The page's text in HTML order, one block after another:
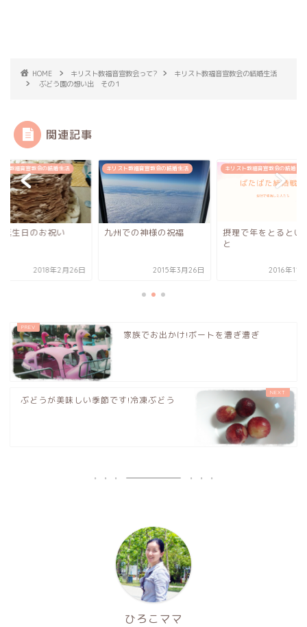
HOME キリスト教福音宣教会って?
キリスト教福音宣教会の結婚生活
ぶどう園の想い出 その１
関連記事
ト教福音宣教会の結婚生活
誕生日のお祝い
2018年2月26日
キリスト教福音宣教会の結婚生活
九州での神様の祝福
2015年3月26日
キリスト教福音宣教会の結婚生活
摂理で年をとるとい
と
2016年11
家族でお出かけ!ボートを漕ぎ漕ぎ
ぶどうが美味しい季節です!冷凍ぶどう
ひろこママ